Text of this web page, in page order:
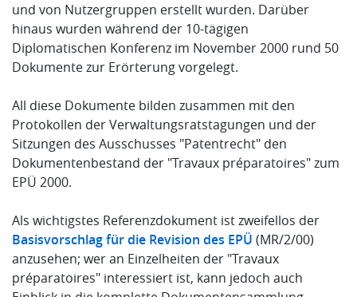
und von Nutzergruppen erstellt wurden. Darüber
hinaus wurden während der 10-tägigen
Diplomatischen Konferenz im November 2000 rund 50
Dokumente zur Erörterung vorgelegt.
All diese Dokumente bilden zusammen mit den
Protokollen der Verwaltungsratstagungen und der
Sitzungen des Ausschusses "Patentrecht" den
Dokumentenbestand der "Travaux préparatoires" zum
EPÜ 2000.
Als wichtigstes Referenzdokument ist zweifellos der
Basisvorschlag für die Revision des EPÜ (MR/2/00)
anzusehen; wer an Einzelheiten der "Travaux
préparatoires" interessiert ist, kann jedoch auch